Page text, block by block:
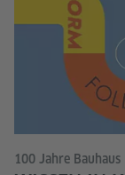
100 Jahre Bauhaus